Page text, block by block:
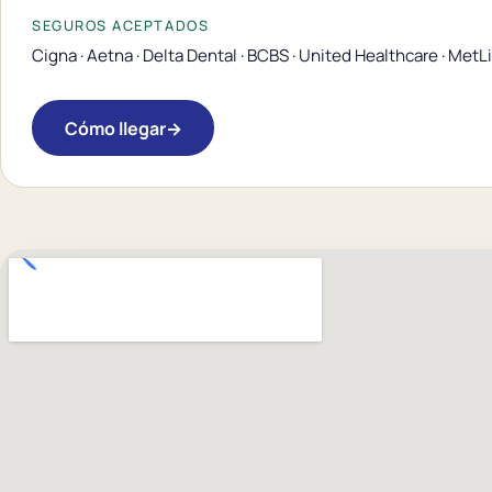
SEGUROS ACEPTADOS
Cigna · Aetna · Delta Dental · BCBS · United Healthcare ·
Cómo llegar→